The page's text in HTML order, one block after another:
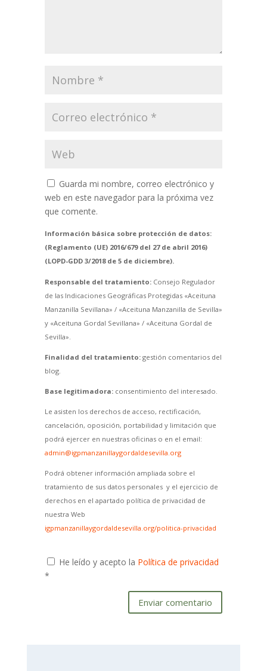
Guarda mi nombre, correo electrónico y
web en este navegador para la próxima vez
que comente.
Información básica sobre protección de datos:
(Reglamento (UE) 2016/679 del 27 de abril 2016)
(LOPD-GDD 3/2018 de 5 de diciembre).
Responsable del tratamiento:Consejo Regulador
de las Indicaciones Geográficas Protegidas «Aceituna
Manzanilla Sevillana» / «Aceituna Manzanilla de Sevilla»
y «Aceituna Gordal Sevillana» / «Aceituna Gordal de
Sevilla».
Finalidad del tratamiento:gestión comentarios del
blog.
Base legitimadora:consentimiento del interesado.
Le asisten los derechos de acceso, rectificación,
cancelación, oposición, portabilidad y limitación que
podrá ejercer en nuestras oficinas o en el email:
admin@igpmanzanillaygordaldesevilla.org
Podrá obtener información ampliada sobre el
tratamiento de sus datos personales y el ejercicio de
derechos en el apartado política de privacidad de
nuestra Web
igpmanzanillaygordaldesevilla.org/politica-privacidad
He leído y acepto la Política de privacidad
*
Enviar comentario